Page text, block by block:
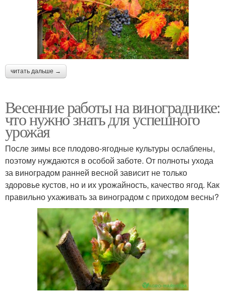
читать дальше →
Весенние работы на винограднике:
что нужно знать для успешного
урожая
После зимы все плодово-ягодные культуры ослаблены,
поэтому нуждаются в особой заботе. От полноты ухода
за виноградом ранней весной зависит не только
здоровье кустов, но и их урожайность, качество ягод. Как
правильно ухаживать за виноградом с приходом весны?